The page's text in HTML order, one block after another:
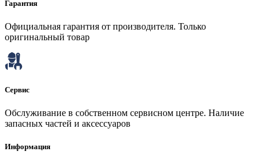
Гарантия
Официальная гарантия от производителя. Только
оригинальный товар
Сервис
Обслуживание в собственном сервисном центре. Наличие
запасных частей и аксессуаров
Информация